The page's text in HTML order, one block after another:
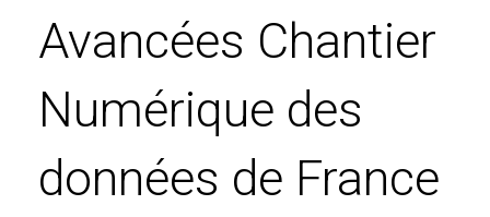
Avancées Chantier
Numérique des
données de France